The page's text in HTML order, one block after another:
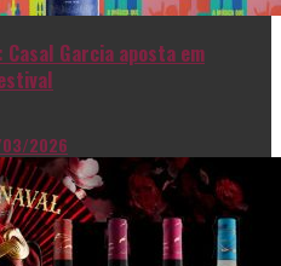
Garcia aposta em
2026